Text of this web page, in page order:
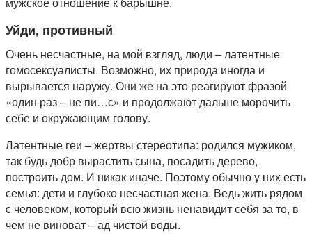
Уйди, противный
Очень несчастные, на мой взгляд, люди – латентные
гомосексуалисты. Возможно, их природа иногда и
вырывается наружу. Они же на это реагируют фразой
«один раз – не пи…с» и продолжают дальше морочить
себе и окружающим голову.
Латентные геи – жертвы стереотипа: родился мужиком,
так будь добр вырастить сына, посадить дерево,
построить дом. И никак иначе. Поэтому обычно у них есть
семья: дети и глубоко несчастная жена. Ведь жить рядом
с человеком, который всю жизнь ненавидит себя за то, в
чем не виноват – ад чистой воды.